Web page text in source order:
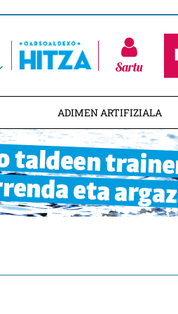
Sartu
ADIMEN ARTIFIZIALA